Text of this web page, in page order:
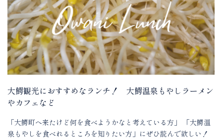
大鰐観光におすすめなランチ！ 大鰐温泉もやしラーメン
やカフェなど
「大鰐町へ来たけど何を食べようかなと考えている方」 「大鰐温
泉もやしを食べれるところを知りたい方」にぜひ読んで欲しい！